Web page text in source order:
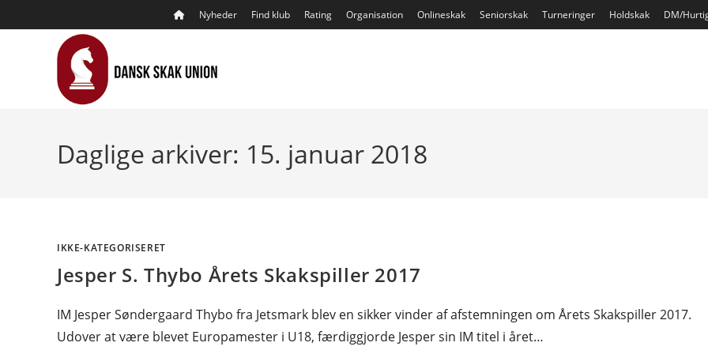
to
Nyheder Find klub Rating Organisation Onlineskak Seniorskak Turneringer Holdskak DM/
Daglige arkiver: 15. januar 2018
IKKE-KATEGORISERET
Jesper S. Thybo Årets Skakspiller 2017
IM Jesper Søndergaard Thybo fra Jetsmark blev en sikker vinder af afstemningen om Årets Skakspiller 2017.
Udover at være blevet Europamester i U18, færdiggjorde Jesper sin IM titel i året…